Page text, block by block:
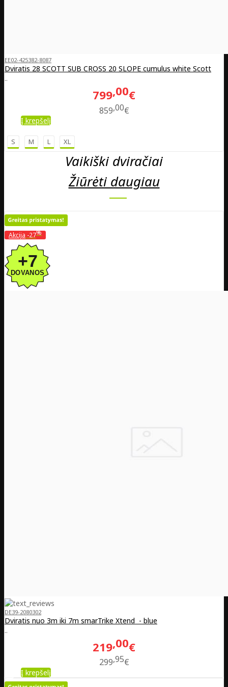
EE02-425382-8087
Dviratis 28 SCOTT SUB CROSS 20 SLOPE cumulus white Scott
..
799 00€
859 00€
Į krepšelį
S M L XL
Vaikiški dviračiai
Žiūrėti daugiau
Akcija -27%
DE39-2080302
Dviratis nuo 3m iki 7m smarTrike Xtend - blue
..
219 00€
299 95€
Į krepšelį